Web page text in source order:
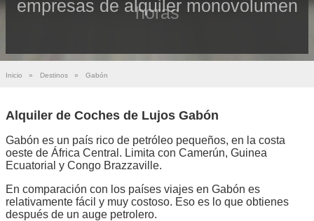
empresas de alquiler monovolumen
horas
Inicio » Destinos » Gabón
Alquiler de Coches de Lujos Gabón
Gabón es un país rico de petróleo pequeños, en la costa
oeste de África Central. Limita con Camerún, Guinea
Ecuatorial y Congo Brazzaville.
En comparación con los países viajes en Gabón es
relativamente fácil y muy costoso. Eso es lo que obtienes
después de un auge petrolero.